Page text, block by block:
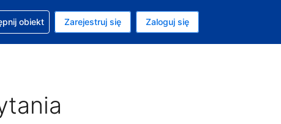
to Złoty polski
język to Polski
w sprawie rezerwacji
obiekt Zarejestruj się Zaloguj się